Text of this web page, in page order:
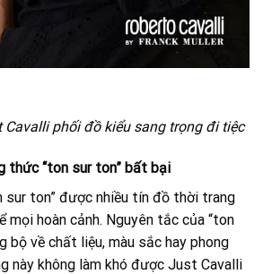
phối đồ kiểu sang trọng đi tiệc
thức “ton sur ton” bất bại
sur ton” được nhiều tín đồ thời trang
mọi hoàn cảnh. Nguyên tắc của “ton
bộ về chất liệu, màu sắc hay phong
này không làm khó được Just Cavalli